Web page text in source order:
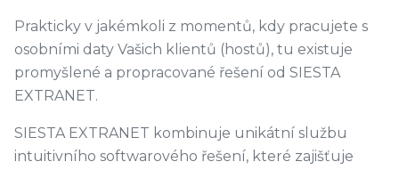
Prakticky v jakémkoli z momentů, kdy pracujete s
osobními daty Vašich klientů (hostů), tu existuje
promyšlené a propracované řešení od SIESTA
EXTRANET.
SIESTA EXTRANET kombinuje unikátní službu
intuitivního softwarového řešení, které zajišťuje